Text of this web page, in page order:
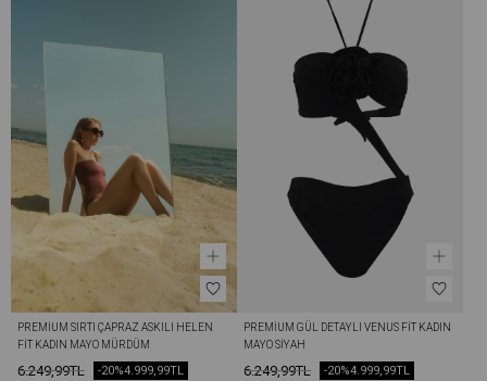
PREMIUM SIRTI ÇAPRAZ ASKILI HELEN
FIT KADIN MAYO MÜRDÜM
6.249,99TL 4.999,99TL
-20%
PREMIUM GÜL DETAYLI VENUS FIT KADIN
MAYO SIYAH
6.249,99TL 4.999,99TL
-20%